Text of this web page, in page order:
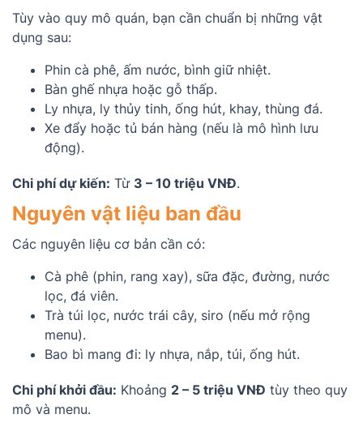
Tùy vào quy mô quán, bạn cần chuẩn bị những vật
dụng sau:
Phin cà phê, ấm nước, bình giữ nhiệt.
Bàn ghế nhựa hoặc gỗ thấp.
Ly nhựa, ly thủy tinh, ống hút, khay, thùng đá.
Xe đẩy hoặc tủ bán hàng (nếu là mô hình lưu
động).
Chi phí dự kiến: Từ 3 – 10 triệu VNĐ.
Nguyên vật liệu ban đầu
Các nguyên liệu cơ bản cần có:
Cà phê (phin, rang xay), sữa đặc, đường, nước
lọc, đá viên.
Trà túi lọc, nước trái cây, siro (nếu mở rộng
menu).
Bao bì mang đi: ly nhựa, nắp, túi, ống hút.
Chi phí khởi đầu: Khoảng 2 – 5 triệu VNĐ tùy theo quy
mô và menu.